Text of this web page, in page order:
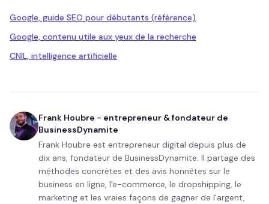
Google, guide SEO pour débutants (référence)
Google, contenu utile aux yeux de la recherche
CNIL, intelligence artificielle
Frank Houbre - entrepreneur & fondateur de
BusinessDynamite
Frank Houbre est entrepreneur digital depuis plus de
dix ans, fondateur de BusinessDynamite. Il partage des
méthodes concrètes et des avis honnêtes sur le
business en ligne, l'e-commerce, le dropshipping, le
marketing et les vraies façons de gagner de l'argent,